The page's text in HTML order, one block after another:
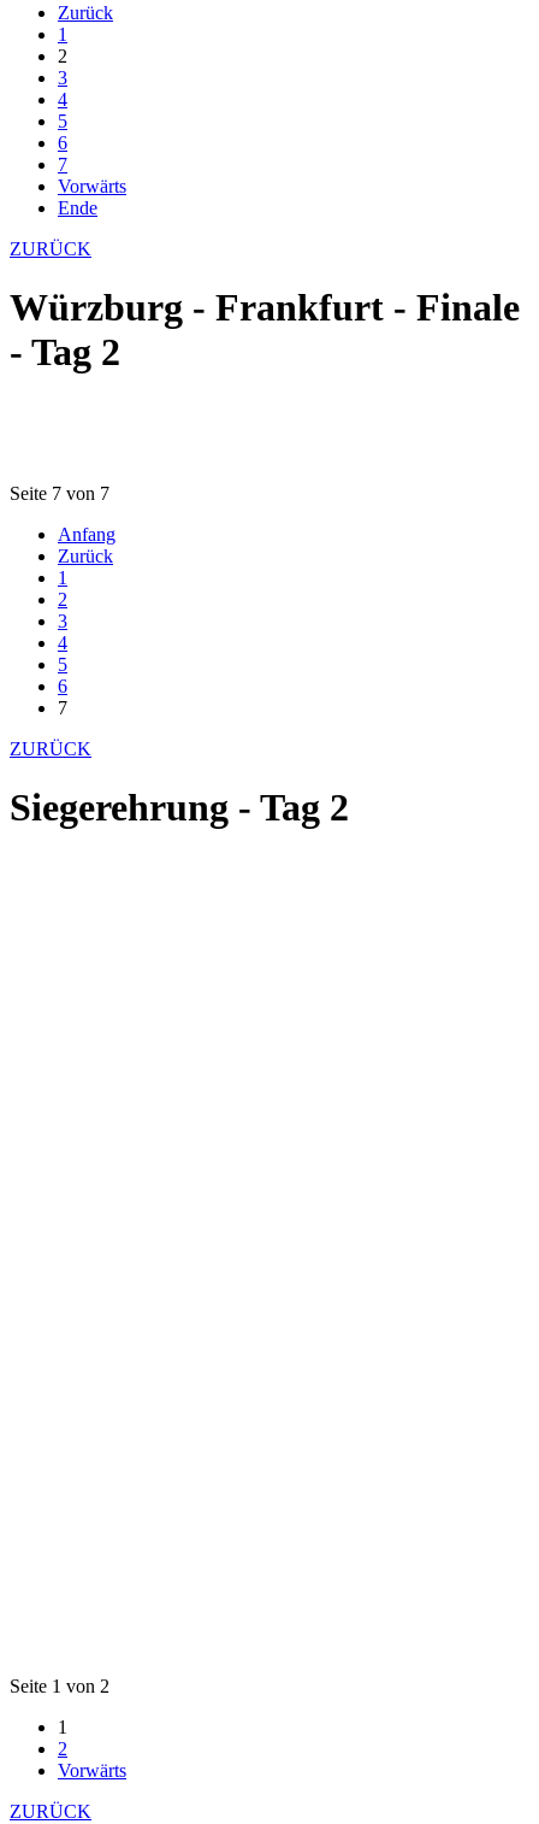
Zurück
1
2
3
4
5
6
7
Vorwärts
Ende
ZURÜCK
Würzburg - Frankfurt - Finale
- Tag 2
Seite 7 von 7
Anfang
Zurück
1
2
3
4
5
6
7
ZURÜCK
Siegerehrung - Tag 2
Seite 1 von 2
1
2
Vorwärts
ZURÜCK